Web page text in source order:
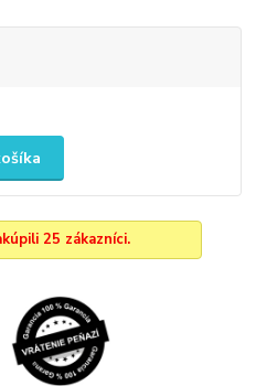
25 zákazníci.